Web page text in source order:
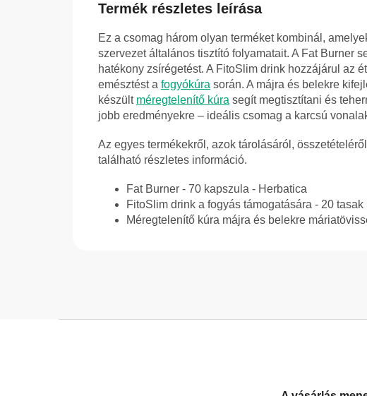
Termék részletes leírása
Ez a csomag három olyan terméket kombinál,
szervezet általános tisztító folyamatait. A Fat Burner
hatékony zsírégetést. A FitoSlim drink hozzájárul az
emésztést a fogyókúra során. A májra és belekre
készült méregtelenítő kúra segít megtisztítani és
jobb eredményekre – ideális csomag a karcsú
Az egyes termékekről, azok tárolásáról,
található részletes információ.
Fat Burner - 70 kapszula - Herbatica
FitoSlim drink a fogyás támogatására - 20 tasak
Méregtelenítő kúra májra és belekre